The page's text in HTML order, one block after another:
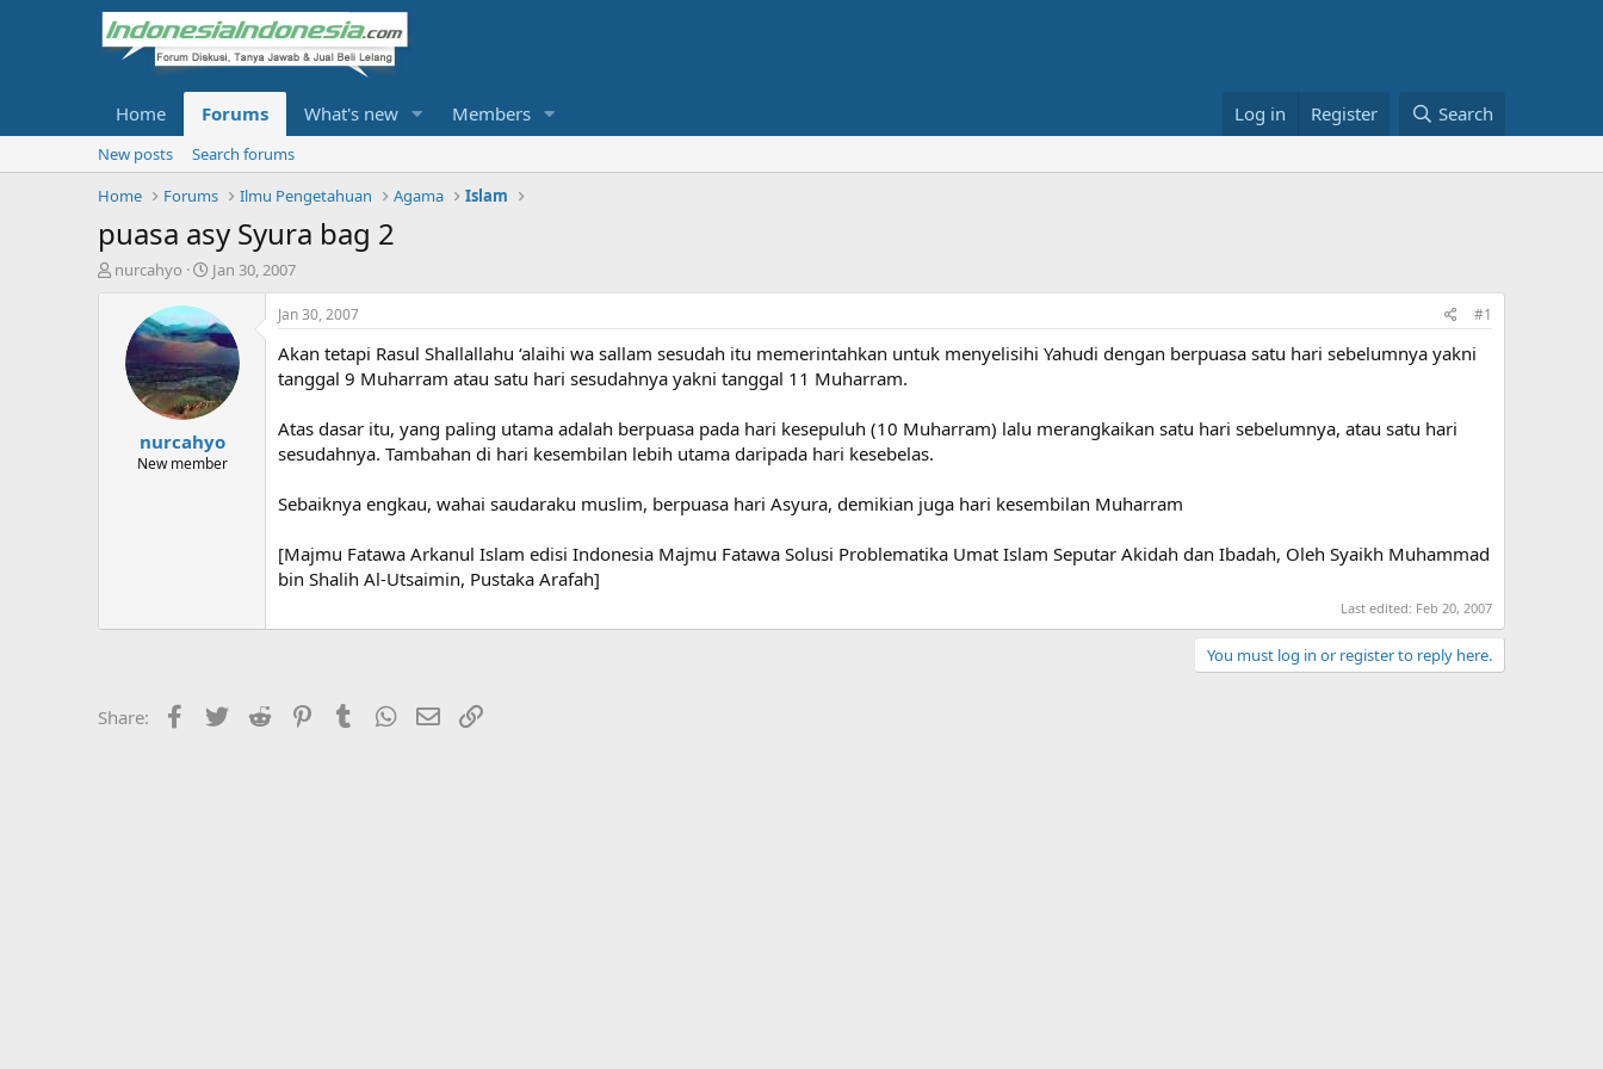
Home Forums What's new Members Log in Register Search
New posts
Search forums
Home
Forums Ilmu Pengetahuan Agama Islam
puasa asy Syura bag 2
T
nurcahyo
S
a
r
t
d
a
t
e
Jan 30, 2007
nurcahyo
New member
Jan 30, 2007 #1
Akan tetapi Rasul Shallallahu ‘alaihi wa sallam sesudah itu memerintahkan untuk menyelisihi Yahudi dengan berpuasa satu hari sebelumnya yakni
tanggal 9 Muharram atau satu hari sesudahnya yakni tanggal 11 Muharram.
Atas dasar itu, yang paling utama adalah berpuasa pada hari kesepuluh (10 Muharram) lalu merangkaikan satu hari sebelumnya, atau satu hari
sesudahnya. Tambahan di hari kesembilan lebih utama daripada hari kesebelas.
Sebaiknya engkau, wahai saudaraku muslim, berpuasa hari Asyura, demikian juga hari kesembilan Muharram
[Majmu Fatawa Arkanul Islam edisi Indonesia Majmu Fatawa Solusi Problematika Umat Islam Seputar Akidah dan Ibadah, Oleh Syaikh Muhammad
bin Shalih Al-Utsaimin, Pustaka Arafah]
Last edited: Feb 20, 2007
You must log in or register to reply here.
Share: Facebook
Twitter Reddit PinterestTumblrWhatsApp
Email